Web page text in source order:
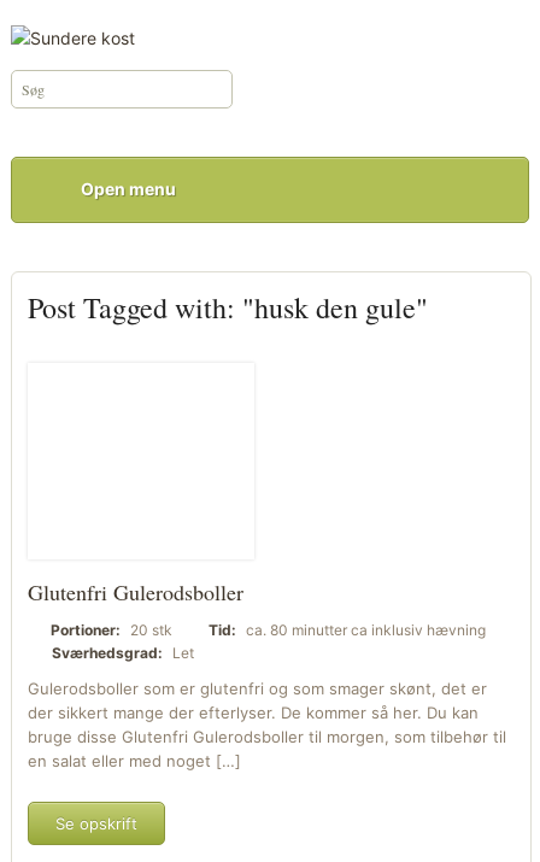
Open menu
Post Tagged with: "husk den gule"
Glutenfri Gulerodsboller
Portioner: 20 stk Tid: ca. 80 minutter ca inklusiv hævning
Sværhedsgrad:
Let
Gulerodsboller som er glutenfri og som smager skønt, det er
der sikkert mange der efterlyser. De kommer så her. Du kan
bruge disse Glutenfri Gulerodsboller til morgen, som tilbehør til
en salat eller med noget […]
Se opskrift